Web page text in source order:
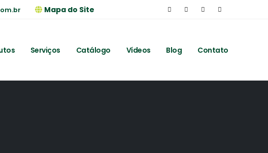
Mapa do Site
Serviços Catálogo Vídeos Blog Contato